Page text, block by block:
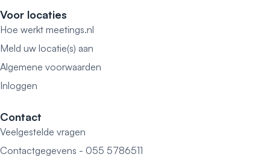
Voor locaties
Hoe werkt meetings.nl
Meld uw locatie(s) aan
Algemene voorwaarden
Inloggen
Contact
Veelgestelde vragen
Contactgegevens - 055 5786511